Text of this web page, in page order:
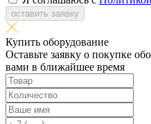
оставить заявку
Купить оборудование
Оставьте заявку о покупке
вами в ближайшее время